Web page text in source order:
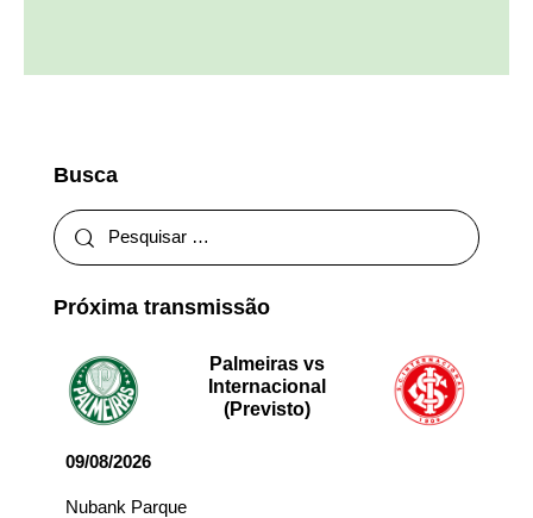
Busca
Próxima transmissão
Palmeiras vs
Internacional
(Previsto)
09/08/2026
Nubank Parque